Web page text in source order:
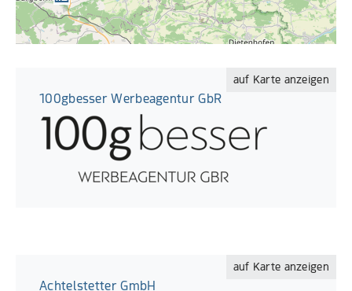
auf Karte anzeigen
100gbesser Werbeagentur GbR
auf Karte anzeigen
Achtelstetter GmbH